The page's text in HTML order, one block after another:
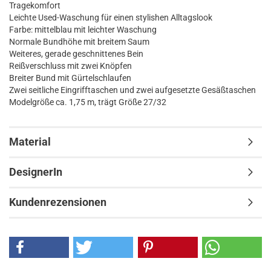
Tragekomfort
Leichte Used-Waschung für einen stylishen Alltagslook
Farbe: mittelblau mit leichter Waschung
Normale Bundhöhe mit breitem Saum
Weiteres, gerade geschnittenes Bein
Reißverschluss mit zwei Knöpfen
Breiter Bund mit Gürtelschlaufen
Zwei seitliche Eingrifftaschen und zwei aufgesetzte Gesäßtaschen
Modelgröße ca. 1,75 m, trägt Größe 27/32
Material
DesignerIn
Kundenrezensionen